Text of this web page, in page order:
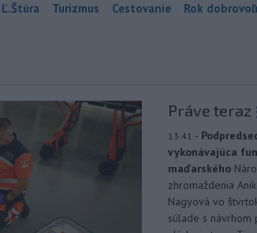
Turizmus Cestovanie Rok
Práve teraz
13:41 -
vykonávajúca
maďarského
zhromaždenia
Nagyová vo
súlade s návrhom